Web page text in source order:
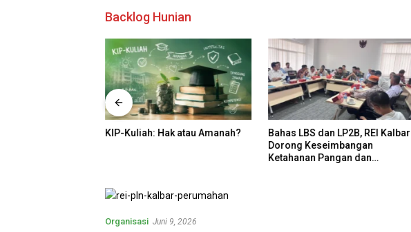
Backlog Hunian
KIP-Kuliah: Hak atau Amanah?
Bahas LBS dan LP2B, REI Kalbar
Dorong Keseimbangan
Ketahanan Pangan dan
Organisasi Juni 9, 2026